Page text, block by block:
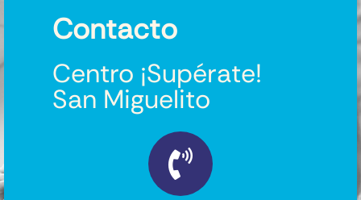
Contacto
Centro ¡Supérate!
San Miguelito